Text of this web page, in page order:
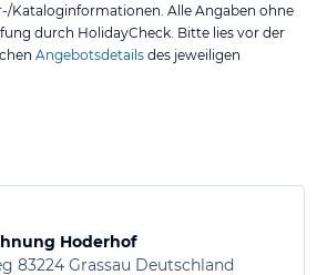
Kataloginformationen. Alle Angaben ohne
durch HolidayCheck. Bitte lies vor der
Angebotsdetails des jeweiligen
Hoderhof
83224 Grassau Deutschland